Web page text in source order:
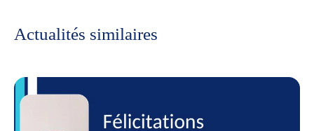
Actualités similaires